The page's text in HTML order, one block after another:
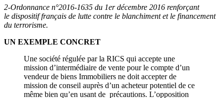
2-Ordonnance n°2016-1635 du 1er décembre 2016 renforçant
le dispositif français de lutte contre le blanchiment et le financement
du terrorisme.
UN EXEMPLE CONCRET
Une société régulée par la RICS qui accepte une
mission d’intermédiaire de vente pour le compte d’un
vendeur de biens Immobiliers ne doit accepter de
mission de conseil auprès d’un acheteur potentiel de ce
même bien qu’en usant de précautions. L’opposition